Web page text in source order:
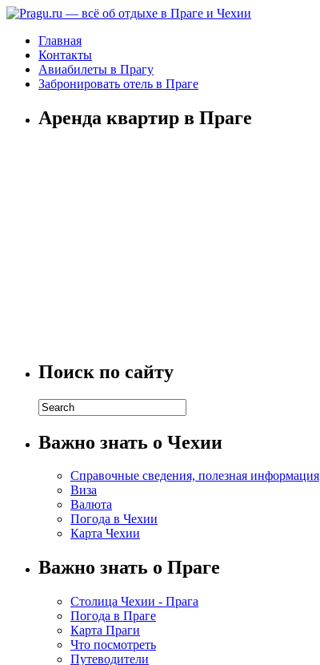
Главная
Контакты
Авиабилеты в Прагу
Забронировать отель в Праге
Аренда квартир в Праге
Поиск по сайту
Важно знать о Чехии
Справочные сведения, полезная информация
Виза
Валюта
Погода в Чехии
Карта Чехии
Важно знать о Праге
Столица Чехии - Прага
Погода в Праге
Карта Праги
Что посмотреть
Путеводители